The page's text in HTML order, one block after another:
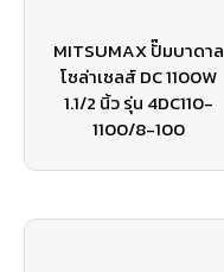
MITSUMAX ปั๊มบาดาล
โซล่าเซลส์ DC 1100W
1.1/2 นิ้ว รุ่น 4DC110-
1100/8-100